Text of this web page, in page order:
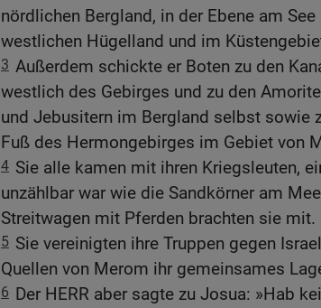
nördlichen Bergland, in der Ebene am See
westlichen Hügelland und im
3 Außerdem schickte er Boten zu den
westlich des Gebirges und zu den
und Jebusitern im Bergland selbst sowie
Fuß des Hermongebirges im Gebiet von
4 Sie alle kamen mit ihren Kriegsleuten,
unzählbar war wie die Sandkörner am
Streitwagen mit Pferden brachten sie mit.
5 Sie vereinigten ihre Truppen gegen
Quellen von Merom ihr gemeinsames
6 Der HERR aber sagte zu Josua: »Hab